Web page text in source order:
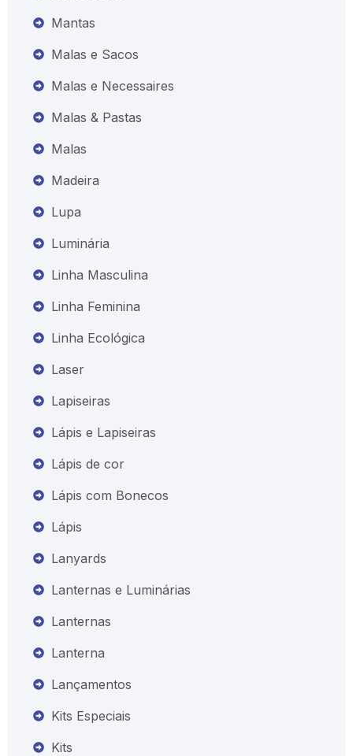
Mantas
Malas e Sacos
Malas e Necessaires
Malas & Pastas
Malas
Madeira
Lupa
Luminária
Linha Masculina
Linha Feminina
Linha Ecológica
Laser
Lapiseiras
Lápis e Lapiseiras
Lápis de cor
Lápis com Bonecos
Lápis
Lanyards
Lanternas e Luminárias
Lanternas
Lanterna
Lançamentos
Kits Especiais
Kits